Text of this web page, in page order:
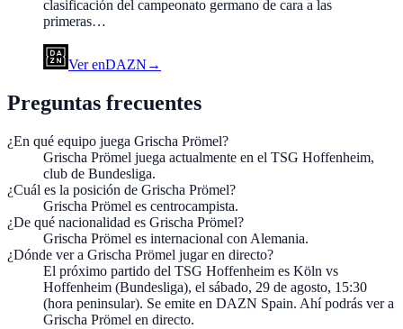
clasificación del campeonato germano de cara a las
primeras…
Ver enDAZN →
Preguntas frecuentes
¿En qué equipo juega Grischa Prömel?
Grischa Prömel juega actualmente en el TSG Hoffenheim,
club de Bundesliga.
¿Cuál es la posición de Grischa Prömel?
Grischa Prömel es centrocampista.
¿De qué nacionalidad es Grischa Prömel?
Grischa Prömel es internacional con Alemania.
¿Dónde ver a Grischa Prömel jugar en directo?
El próximo partido del TSG Hoffenheim es Köln vs
Hoffenheim (Bundesliga), el sábado, 29 de agosto, 15:30
(hora peninsular). Se emite en DAZN Spain. Ahí podrás ver a
Grischa Prömel en directo.